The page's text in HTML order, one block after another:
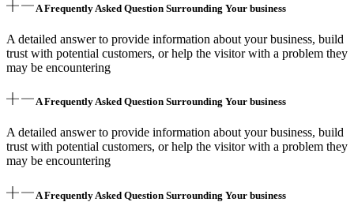
A Frequently Asked Question Surrounding Your business
A detailed answer to provide information about your business, build
trust with potential customers, or help the visitor with a problem they
may be encountering
A Frequently Asked Question Surrounding Your business
A detailed answer to provide information about your business, build
trust with potential customers, or help the visitor with a problem they
may be encountering
A Frequently Asked Question Surrounding Your business